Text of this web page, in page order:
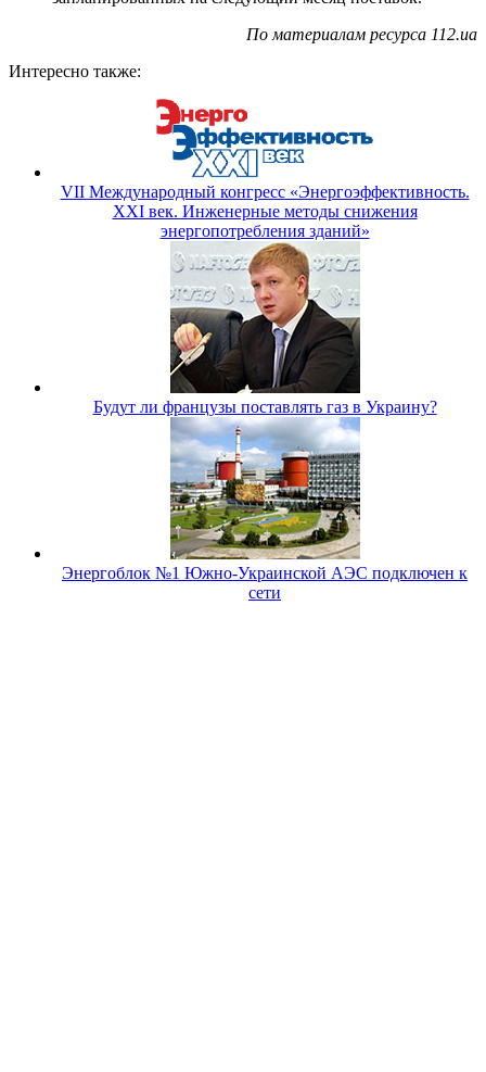
По материалам ресурса 112.ua
Интересно также:
VII Международный конгресс «Энергоэффективность.
XXI век. Инженерные методы снижения
энергопотребления зданий»
Будут ли французы поставлять газ в Украину?
Энергоблок №1 Южно-Украинской АЭС подключен к
сети